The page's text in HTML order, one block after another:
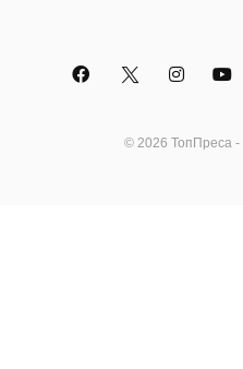
© 2026 ТопПреса -